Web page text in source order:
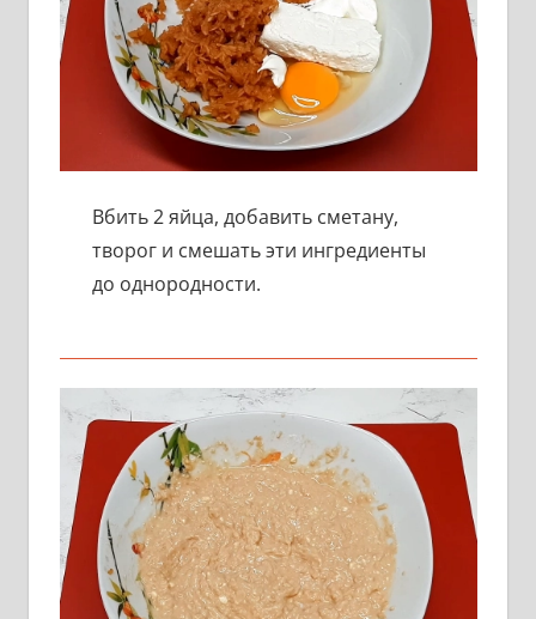
Вбить 2 яйца, добавить сметану,
творог и смешать эти ингредиенты
до однородности.